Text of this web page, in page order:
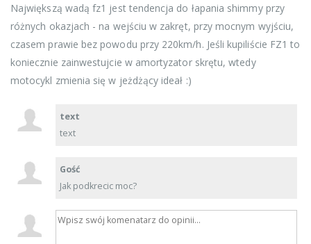
Największą wadą fz1 jest tendencja do łapania shimmy przy
różnych okazjach - na wejściu w zakręt, przy mocnym wyjściu,
czasem prawie bez powodu przy 220km/h. Jeśli kupiliście FZ1 to
koniecznie zainwestujcie w amortyzator skrętu, wtedy
motocykl zmienia się w jeżdżący ideał :)
text
text
Gość
Jak podkrecic moc?